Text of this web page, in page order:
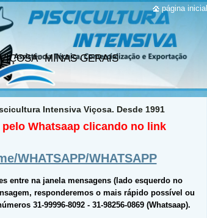
MINAS GERAIS
Intensiva Viçosa. Desde 1991
Whatsaap clicando no link
WHATSAPP/WHATSAPP
entre na janela mensagens (lado esquerdo no
responderemos o mais rápido possível ou
31-99996-8092 - 31-98256-0869 (Whatsaap).
página inicial